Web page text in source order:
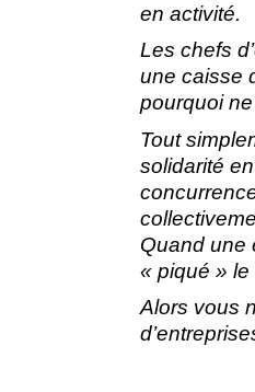
en activité.
Les chefs
une caisse
pourquoi
Tout
solidarité
Quand une
« piqué »
Alors vous